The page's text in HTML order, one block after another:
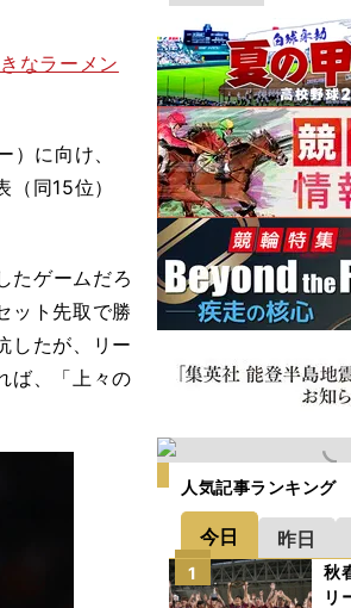
なラーメン
に向け、
同15位）
たゲームだろ
ット先取で勝
したが、リー
ば、「上々の
人気記事ランキング
今日 昨日
秋
リ
1